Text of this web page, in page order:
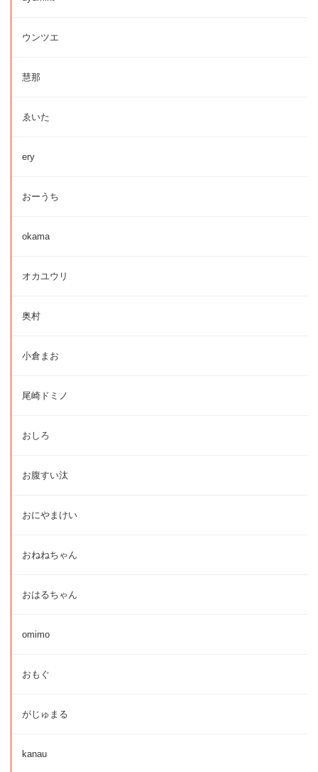
ウンツエ
慧那
ゑいた
ery
おーうち
okama
オカユウリ
奥村
小倉まお
尾崎ドミノ
おしろ
お腹すい汰
おにやまけい
おねねちゃん
おはるちゃん
omimo
おもぐ
がじゅまる
kanau